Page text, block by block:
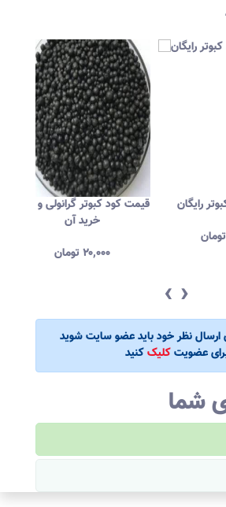
مشاور کود کبوتر رایگان
در
‹ ›
ارسال نظر خود باید عضو سایت شوید
عضویتکلیککنید
شما